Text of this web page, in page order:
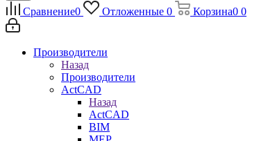
Сравнение0 Отложенные 0 Корзина0 0
Производители
Назад
Производители
ActCAD
Назад
ActCAD
BIM